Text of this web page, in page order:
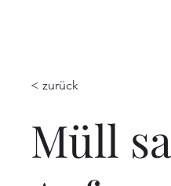
< zurück
Müll